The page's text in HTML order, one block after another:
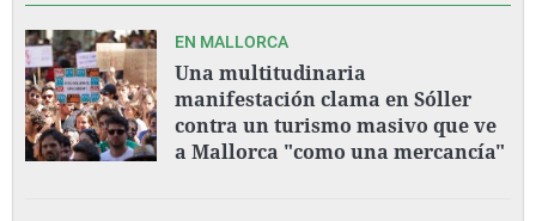
EN MALLORCA
Una multitudinaria
manifestación clama en Sóller
contra un turismo masivo que ve
a Mallorca "como una mercancía"